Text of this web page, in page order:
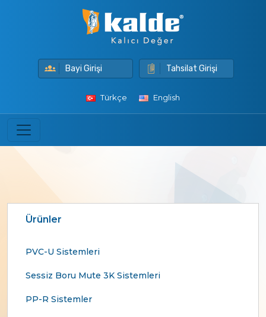
Bayi Girişi Tahsilat Girişi
Türkçe English
Ürünler
PVC-U Sistemleri
Sessiz Boru Mute 3K Sistemleri
PP-R Sistemler